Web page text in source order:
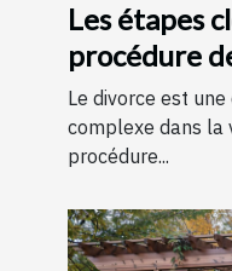
Les étapes
procédure
expliquées
Le divorce est
complexe dans la
procédure...